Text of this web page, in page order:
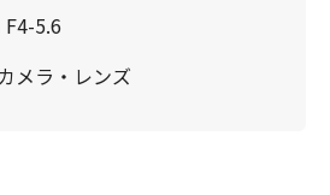
5.6
メラ・レンズ